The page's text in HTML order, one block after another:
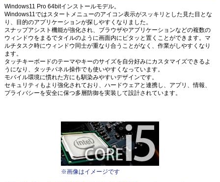
Windows11 Pro 64bitインストールモデル。
Windows11ではスタートメニューのアイコン表示がスッキリとした見た目とな
り、目的のアプリケーションが探しやすくなりました。
スナップアシスト機能が強化され、ブラウザやアプリケーションなどの複数の
ウィンドウをまるでタイルのように画面内にピタッと置くことができます。マ
ルチタスク時にウィンドウ同士が重なり合うことがなく、作業がしやすくなり
ます。
タッチキーボードのテーマやキーのサイズを自分好みにカスタマイズできるよ
うになり、タッチパネル操作でも使いやすくなっています。
モバイル環境に慣れた方にも馴染みやすいデザインです。
セキュリティもより強化されており、ハードウェアと連携し、アプリ、情報、
プライバシーを安全に保つ多層防御を実装して設計されています。
※画像はイメージです